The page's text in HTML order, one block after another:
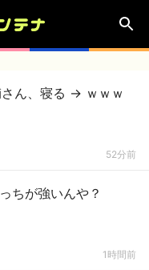
さん、寝る → ｗｗｗ
52分前
ちが強いんや？
1時間前